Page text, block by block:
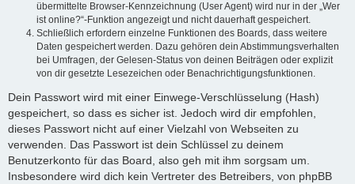
übermittelte Browser-Kennzeichnung (User Agent) wird nur in der „Wer
ist online?“-Funktion angezeigt und nicht dauerhaft gespeichert.
Schließlich erfordern einzelne Funktionen des Boards, dass weitere
Daten gespeichert werden. Dazu gehören dein Abstimmungsverhalten
bei Umfragen, der Gelesen-Status von deinen Beiträgen oder explizit
von dir gesetzte Lesezeichen oder Benachrichtigungsfunktionen.
Dein Passwort wird mit einer Einwege-Verschlüsselung (Hash)
gespeichert, so dass es sicher ist. Jedoch wird dir empfohlen,
dieses Passwort nicht auf einer Vielzahl von Webseiten zu
verwenden. Das Passwort ist dein Schlüssel zu deinem
Benutzerkonto für das Board, also geh mit ihm sorgsam um.
Insbesondere wird dich kein Vertreter des Betreibers, von phpBB